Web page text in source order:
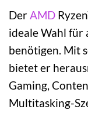
DerAMD
ideale Wahl für
benötigen. Mit
bietet er
Gaming,
Multitasking-